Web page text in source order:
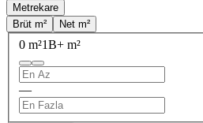
Metrekare
Brüt m²
Net m²
0 m²1B+ m²
—